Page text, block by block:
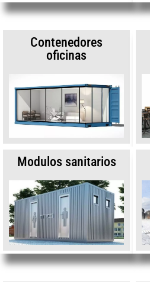
Contenedores
oficinas
Modulos sanitarios